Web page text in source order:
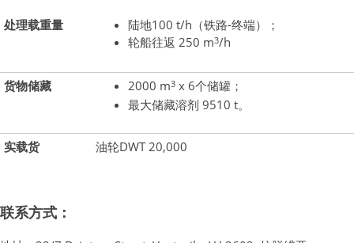
处理载重量
陆地100 t/h（铁路-终端）；
轮船往返 250 m3/h
货物储藏 2000 m3x 6个储罐；
最大储藏溶剂 9510 t。
实载货 油轮DWT 20,000
联系方式：